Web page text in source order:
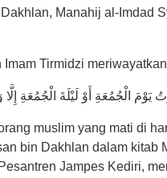
Manahij al-Imdad
Imam Tirmidzi
muslim yang mati di
bin Dakhlan dalam kitab
Jampes Kediri,